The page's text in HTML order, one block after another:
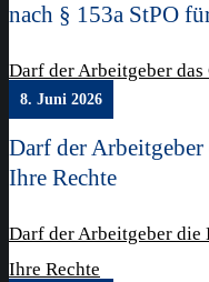
nach § 153a StPO
Darf der Arbeitgeber
8. Juni 2026
Darf der Arbeitgeber
Ihre Rechte
Darf der Arbeitgeber
Ihre Rechte